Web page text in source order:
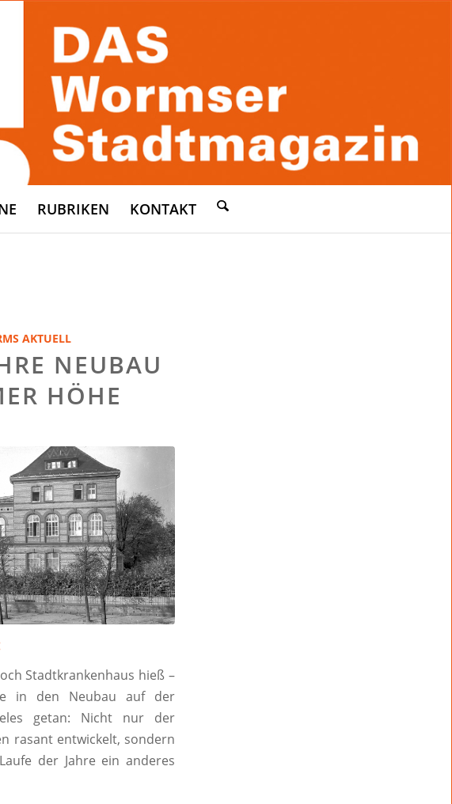
RUBRIKEN KONTAKT
AKTUELL
NEUBAU
HÖHE
Stadtkrankenhaus hieß –
in den Neubau auf der
getan: Nicht nur der
rasant entwickelt, sondern
der Jahre ein anderes